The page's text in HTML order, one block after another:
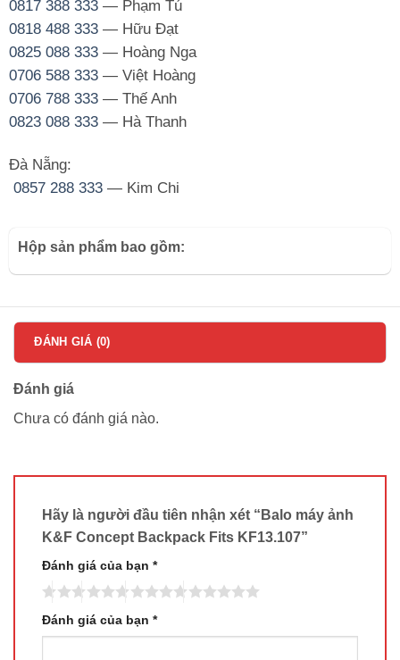
0817 388 333— Phạm Tú
0818 488 333— Hữu Đạt
0825 088 333— Hoàng Nga
0706 588 333— Việt Hoàng
0706 788 333— Thế Anh
0823 088 333— Hà Thanh
Đà Nẵng:
0857 288 333— Kim Chi
Hộp sản phẩm bao gồm:
ĐÁNH GIÁ (0)
Đánh giá
Chưa có đánh giá nào.
Hãy là người đầu tiên nhận xét “Balo máy ảnh
K&F Concept Backpack Fits KF13.107”
Đánh giá của bạn *
Đánh giá của bạn *